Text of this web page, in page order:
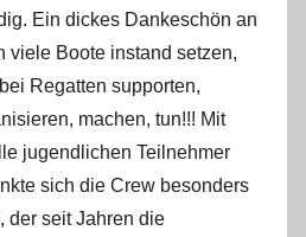
Ein dickes Dankeschön an
viele Boote instand setzen,
Regatten supporten,
machen, tun!!! Mit
jugendlichen Teilnehmer
sich die Crew besonders
der seit Jahren die